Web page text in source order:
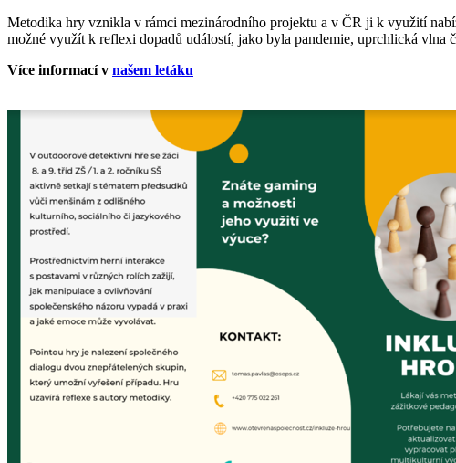
Metodika hry vznikla v rámci mezinárodního projektu a v ČR ji k využití
možné využít k reflexi dopadů událostí, jako byla pandemie, uprchlická vlna
Více informací v našem letáku